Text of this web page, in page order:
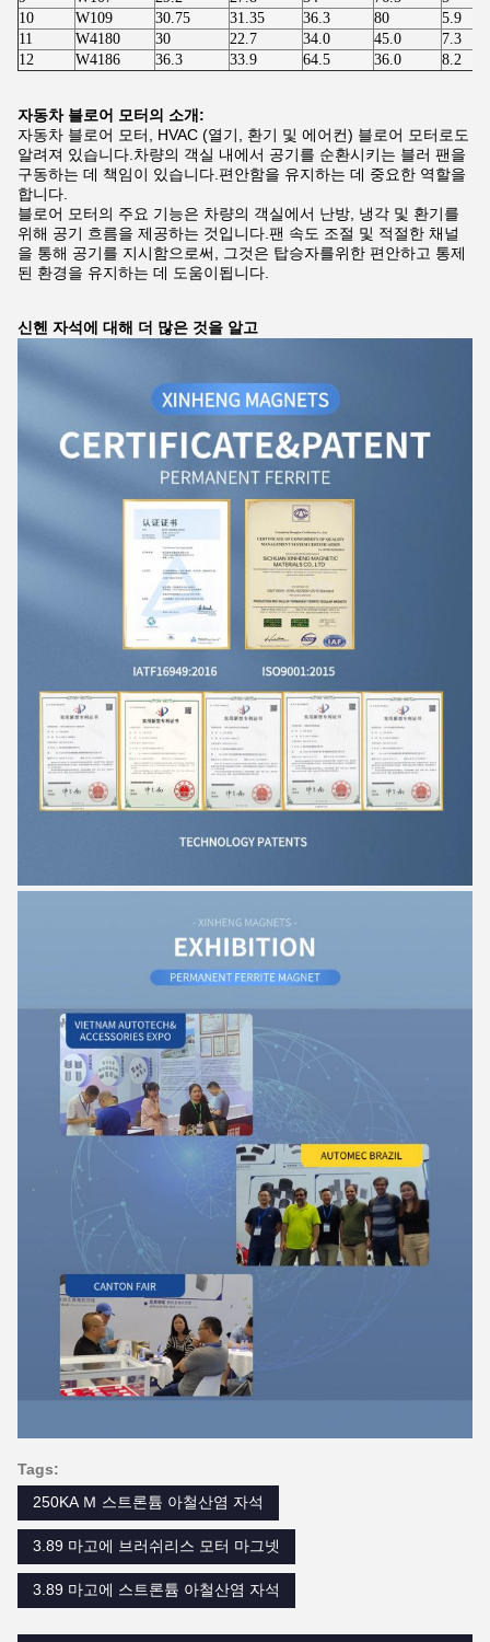
10
W109 30.75 31.35 36.3 80
5.9
11
W4180 30 22.7 34.0 45.0
7.3
12
W4186 36.3 33.9 64.5 36.0 8.2
자동차 블로어 모터의 소개:
자동차 블로어 모터, HVAC (열기, 환기 및 에어컨) 블로어 모터로도
알려져 있습니다.차량의 객실 내에서 공기를 순환시키는 블러 팬을
구동하는 데 책임이 있습니다.편안함을 유지하는 데 중요한 역할을
합니다.
블로어 모터의 주요 기능은 차량의 객실에서 난방, 냉각 및 환기를
위해 공기 흐름을 제공하는 것입니다.팬 속도 조절 및 적절한 채널
을 통해 공기를 지시함으로써, 그것은 탑승자를위한 편안하고 통제
된 환경을 유지하는 데 도움이됩니다.
신헨 자석에 대해 더 많은 것을 알고
Tags:
250KA Ｍ 스트론튬 아철산염 자석
3.89 마고에 브러쉬리스 모터 마그넷
3.89 마고에 스트론튬 아철산염 자석